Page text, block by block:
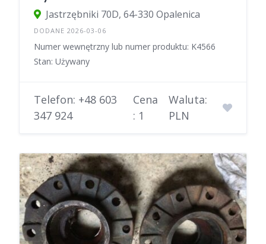
Jastrzębniki 70D, 64-330 Opalenica
DODANE 2026-03-06
Numer wewnętrzny lub numer produktu: K4566
Stan: Używany
Telefon: +48 603
347 924
Cena
: 1
Waluta:
PLN